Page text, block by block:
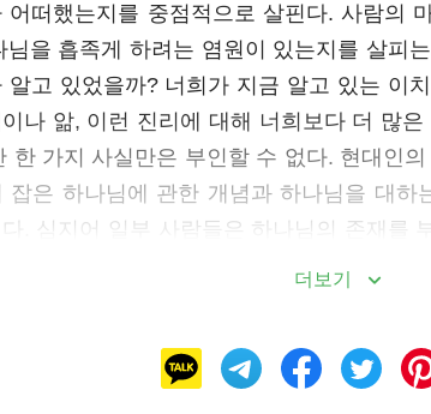
어떠했는지를 중점적으로 살핀다. 사람의
님을 흡족게 하려는 염원이 있는지를 살피
알고 있었을까? 너희가 지금 알고 있는 이
나 앎, 이런 진리에 대해 너희보다 더 많
한 가지 사실만은 부인할 수 없다. 현대인
잡은 하나님에 관한 개념과 하나님을 대하
. 심지어 일부 사람들은 하나님의 존재를
식 속에는 하나님이 분명히 존재한다는 생
하라는 대로 하는 사람이 될 수 있도록 수많
더보기